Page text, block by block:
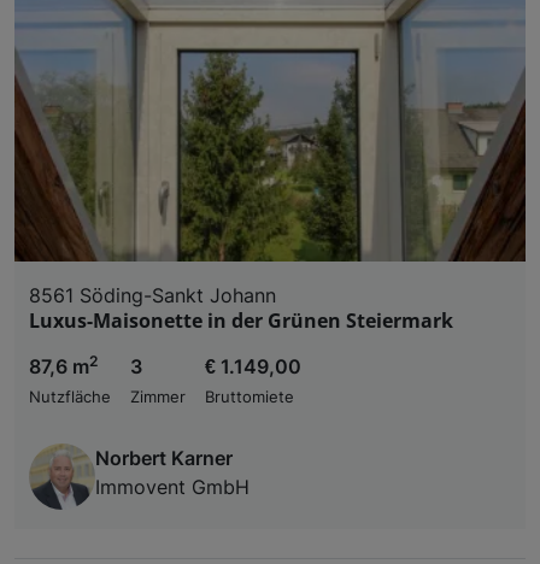
8561 Söding-Sankt Johann
Luxus-Maisonette in der Grünen Steiermark
87,6 m2
Nutzfläche
3
Zimmer
€ 1.149,00
Bruttomiete
Norbert Karner
Immovent GmbH